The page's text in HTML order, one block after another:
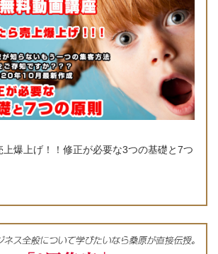
爆上げ！！修正が必要な3つの基礎と7つ